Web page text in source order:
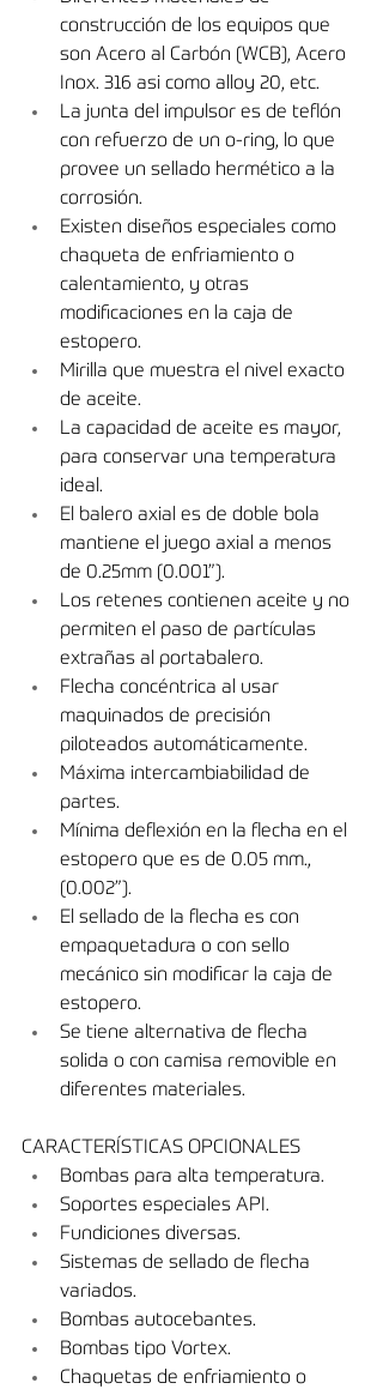
construcción de los equipos que
son Acero al Carbón (WCB), Acero
Inox. 316 asi como alloy 20, etc.
La junta del impulsor es de teﬂón
con refuerzo de un o-ring, lo que
provee un sellado hermético a la
corrosión.
Existen diseños especiales como
chaqueta de enfriamiento o
calentamiento, y otras
modiﬁcaciones en la caja de
estopero.
Mirilla que muestra el nivel exacto
de aceite.
La capacidad de aceite es mayor,
para conservar una temperatura
ideal.
El balero axial es de doble bola
mantiene el juego axial a menos
de 0.25mm (0.001”).
Los retenes contienen aceite y no
permiten el paso de partículas
extrañas al portabalero.
Flecha concéntrica al usar
maquinados de precisión
piloteados automáticamente.
Máxima intercambiabilidad de
partes.
Mínima deﬂexión en la ﬂecha en el
estopero que es de 0.05 mm.,
(0.002”).
El sellado de la ﬂecha es con
empaquetadura o con sello
mecánico sin modiﬁcar la caja de
estopero.
Se tiene alternativa de ﬂecha
solida o con camisa removible en
diferentes materiales.
CARACTERÍSTICAS OPCIONALES
Bombas para alta temperatura.
Soportes especiales API.
Fundiciones diversas.
Sistemas de sellado de ﬂecha
variados.
Bombas autocebantes.
Bombas tipo Vortex.
Chaquetas de enfriamiento o